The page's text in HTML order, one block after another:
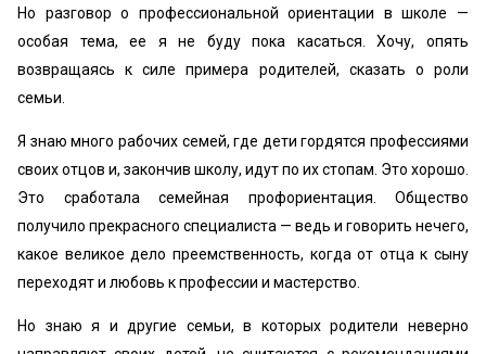
Но разговор о профессиональной ориентации в школе —
особая тема, ее я не буду пока касаться. Хочу, опять
возвращаясь к силе примера родителей, сказать о роли
семьи.
Я знаю много рабочих семей, где дети гордятся профессиями
своих отцов и, закончив школу, идут по их стопам. Это хорошо.
Это сработала семейная профориентация. Общество
получило прекрасного специалиста — ведь и говорить нечего,
какое великое дело преемственность, когда от отца к сыну
переходят и любовь к профессии и мастерство.
Но знаю я и другие семьи, в которых родители неверно